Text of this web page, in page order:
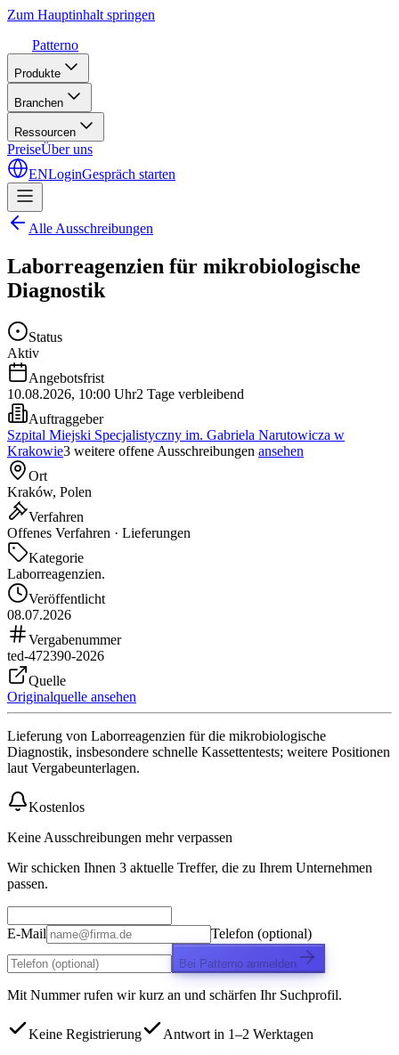
Zum Hauptinhalt springen
Patterno
Produkte
Branchen
Ressourcen
PreiseÜber uns
ENLoginGespräch starten
Alle Ausschreibungen
Laborreagenzien für mikrobiologische
Diagnostik
Status
Aktiv
Angebotsfrist
10.08.2026, 10:00 Uhr2 Tage verbleibend
Auftraggeber
Szpital Miejski Specjalistyczny im. Gabriela Narutowicza w
Krakowie3 weitere offene Ausschreibungen ansehen
Ort
Kraków, Polen
Verfahren
Offenes Verfahren · Lieferungen
Kategorie
Laborreagenzien.
Veröffentlicht
08.07.2026
Vergabenummer
ted-472390-2026
Quelle
Originalquelle ansehen
Lieferung von Laborreagenzien für die mikrobiologische
Diagnostik, insbesondere schnelle Kassettentests; weitere Positionen
laut Vergabeunterlagen.
Kostenlos
Keine Ausschreibungen mehr verpassen
Wir schicken Ihnen 3 aktuelle Treffer, die zu Ihrem Unternehmen
passen.
E-Mail Telefon (optional)
Bei Patterno anmelden
Mit Nummer rufen wir kurz an und schärfen Ihr Suchprofil.
Keine Registrierung
Antwort in 1–2 Werktagen